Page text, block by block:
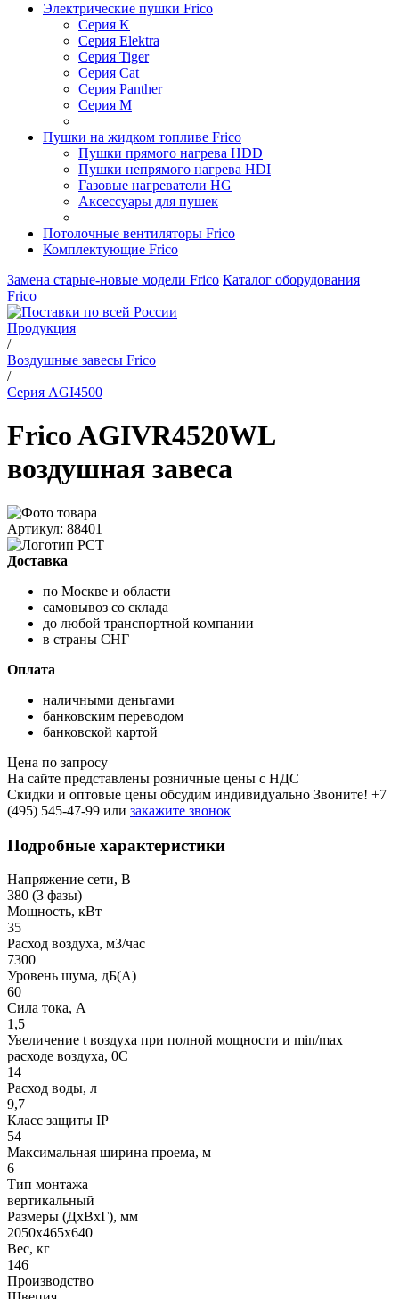
Электрические пушки Frico
Серия K
Серия Elektra
Серия Tiger
Серия Cat
Серия Panther
Серия M
Пушки на жидком топливе Frico
Пушки прямого нагрева HDD
Пушки непрямого нагрева HDI
Газовые нагреватели HG
Аксессуары для пушек
Потолочные вентиляторы Frico
Комплектующие Frico
Замена старые-новые модели Frico Каталог оборудования
Frico
Продукция
/
Воздушные завесы Frico
/
Серия AGI4500
Frico AGIVR4520WL
воздушная завеса
Артикул: 88401
Доставка
по Москве и области
самовывоз со склада
до любой транспортной компании
в страны СНГ
Оплата
наличными деньгами
банковским переводом
банковской картой
Цена по запросу
На сайте представлены розничные цены с НДС
Скидки и оптовые цены обсудим индивидуально Звоните! +7
(495) 545-47-99 или закажите звонок
Подробные характеристики
Напряжение сети, В
380 (3 фазы)
Мощность, кВт
35
Расход воздуха, м3/час
7300
Уровень шума, дБ(A)
60
Сила тока, A
1,5
Увеличение t воздуха при полной мощности и min/max
расходе воздуха, 0C
14
Расход воды, л
9,7
Класс защиты IP
54
Максимальная ширина проема, м
6
Тип монтажа
вертикальный
Размеры (ДхВхГ), мм
2050x465x640
Вес, кг
146
Производство